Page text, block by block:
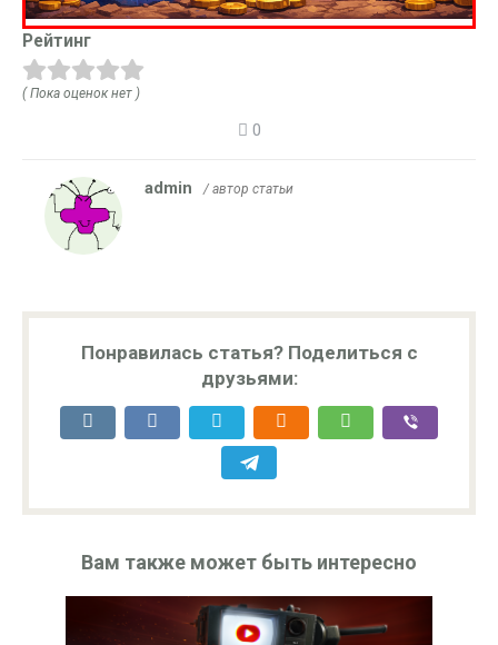
Рейтинг
( Пока оценок нет )
0
admin / автор статьи
Понравилась статья? Поделиться с
друзьями:
Вам также может быть интересно